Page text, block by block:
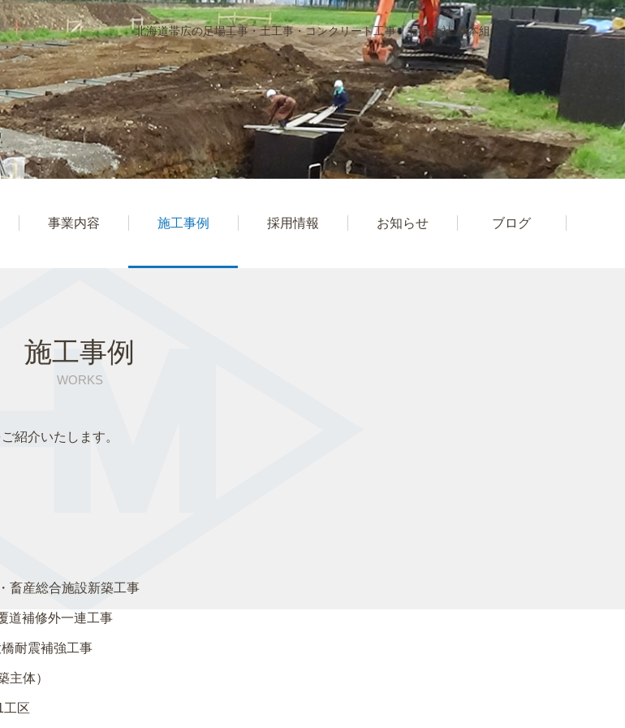
北海道帯広の足場工事・土工事・コンクリート工事「有限会社 橋本組」
事業内容 施工事例 採用情報 お知らせ ブログ
施工事例
WORKS
紹介いたします。
畜産総合施設新築工事
道補修外一連工事
耐震補強工事
主体）
工区